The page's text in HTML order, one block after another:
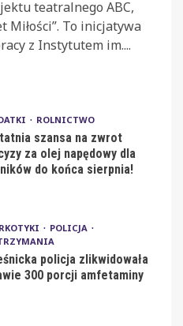
teatralnego ABC,
Miłości”. To inicjatywa
z Instytutem im....
ROLNICTWO
szansa na zwrot
za olej napędowy dla
do końca sierpnia!
POLICJA
policja zlikwidowała
300 porcji amfetaminy